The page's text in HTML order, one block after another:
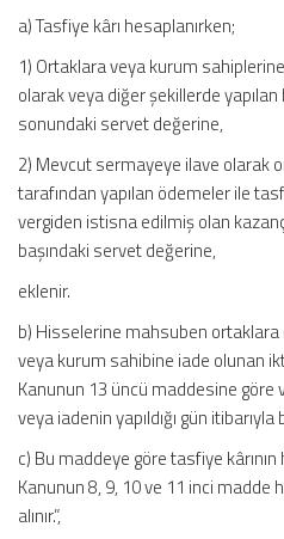
a) Tasfiye kârı hesaplanırken;
1) Ortaklara veya kurum
olarak veya diğer şekillerde
sonundaki servet değerine,
2) Mevcut sermayeye ilave olarak
tarafından yapılan ödemeler ile
vergiden istisna edilmiş olan
başındaki servet değerine,
eklenir.
b) Hisselerine mahsuben ortaklara
veya kurum sahibine iade olunan
Kanunun 13 üncü maddesine göre
veya iadenin yapıldığı gün itibarıyla
c) Bu maddeye göre tasfiye kârının
Kanunun 8, 9, 10 ve 11 inci madde
alınır.”,